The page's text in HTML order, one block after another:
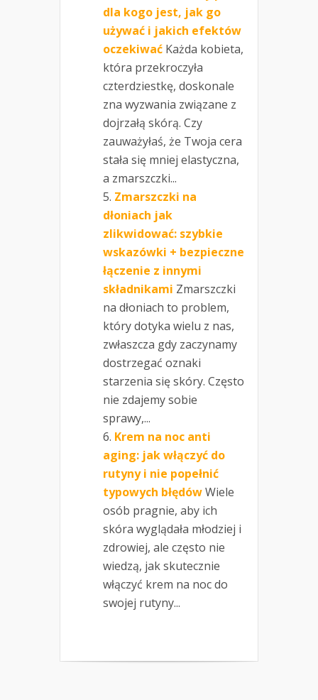
dla kogo jest, jak go
używać i jakich efektów
oczekiwać Każda kobieta,
która przekroczyła
czterdziestkę, doskonale
zna wyzwania związane z
dojrzałą skórą. Czy
zauważyłaś, że Twoja cera
stała się mniej elastyczna,
a zmarszczki...
Zmarszczki na
dłoniach jak
zlikwidować: szybkie
wskazówki + bezpieczne
łączenie z innymi
składnikami Zmarszczki
na dłoniach to problem,
który dotyka wielu z nas,
zwłaszcza gdy zaczynamy
dostrzegać oznaki
starzenia się skóry. Często
nie zdajemy sobie
sprawy,...
Krem na noc anti
aging: jak włączyć do
rutyny i nie popełnić
typowych błędówWiele
osób pragnie, aby ich
skóra wyglądała młodziej i
zdrowiej, ale często nie
wiedzą, jak skutecznie
włączyć krem na noc do
swojej rutyny...